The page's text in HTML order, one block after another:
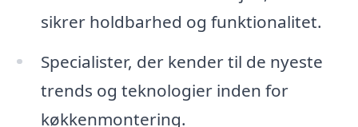
sikrer holdbarhed og funktionalitet.
Specialister, der kender til de nyeste
trends og teknologier inden for
køkkenmontering.